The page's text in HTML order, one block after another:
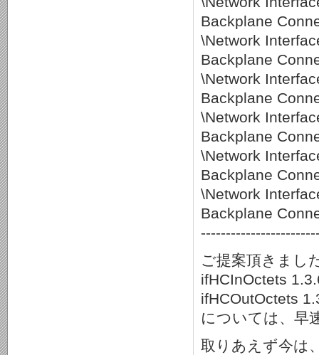
Backplane
\Network
Backplane
\Network
Backplane
\Network
Backplane
\Network
Backplane
\Network
Backplane
ご提案頂きまし
ifHCInOctets
ifHCOutOctets
については、早
取りあえず今は